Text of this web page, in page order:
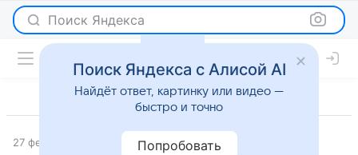
Поиск Яндекса
27 февраля 2026 Леди Mail Светская жизнь
Поиск Яндекса с Алисой AI
Найдёт ответ, картинку или видео —
быстро и точно
Попробовать